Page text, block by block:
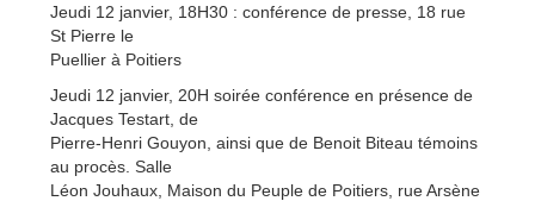
Jeudi 12 janvier, 18H30 : conférence de presse, 18 rue
St Pierre le
Puellier à Poitiers
Jeudi 12 janvier, 20H soirée conférence en présence de
Jacques Testart, de
Pierre-Henri Gouyon, ainsi que de Benoit Biteau témoins
au procès. Salle
Léon Jouhaux, Maison du Peuple de Poitiers, rue Arsène